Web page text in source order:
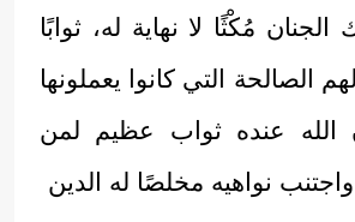
مُكْثًا لا نهاية له، ثوابًا
الصالحة التي كانوا يعملونها
الله عنده ثواب عظيم لمن
نواهيه مخلصًا له الدين